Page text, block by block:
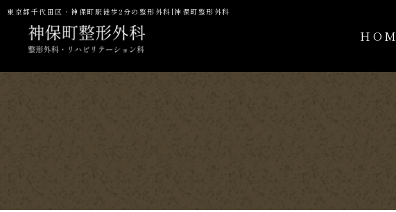
東京都千代田区・神保町駅徒歩2分の整形外科|神保町整形外科